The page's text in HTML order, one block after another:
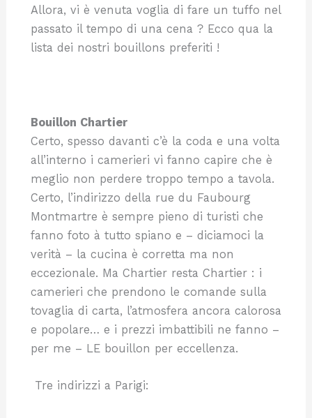
Allora, vi è venuta voglia di fare un tuffo nel
passato il tempo di una cena ? Ecco qua la
lista dei nostri bouillons preferiti !
Bouillon Chartier
Certo, spesso davanti c’è la coda e una volta
all’interno i camerieri vi fanno capire che è
meglio non perdere troppo tempo a tavola.
Certo, l’indirizzo della rue du Faubourg
Montmartre è sempre pieno di turisti che
fanno foto à tutto spiano e – diciamoci la
verità – la cucina è corretta ma non
eccezionale. Ma Chartier resta Chartier : i
camerieri che prendono le comande sulla
tovaglia di carta, l’atmosfera ancora calorosa
e popolare… e i prezzi imbattibili ne fanno –
per me – LE bouillon per eccellenza.
Tre indirizzi a Parigi: